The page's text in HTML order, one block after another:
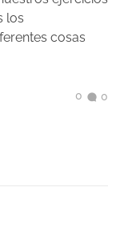
los
cosas
0 0